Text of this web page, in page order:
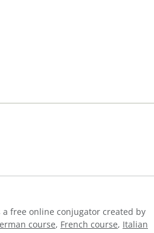
free online conjugator created by
course, French course, Italian